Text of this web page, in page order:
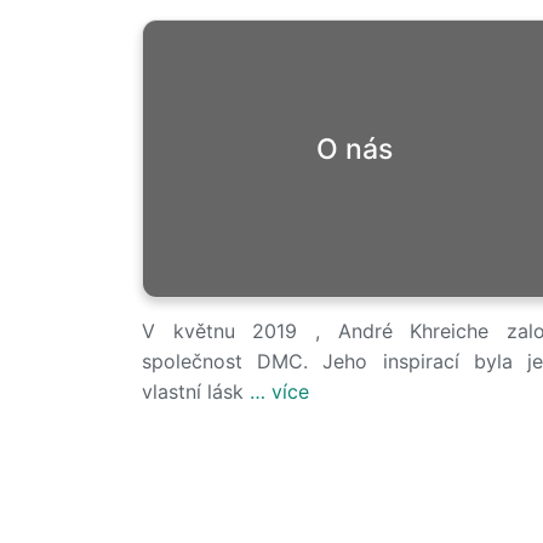
O nás
V květnu 2019 , André Khreiche
společnost DMC. Jeho inspirací byla
vlastní lásk … více